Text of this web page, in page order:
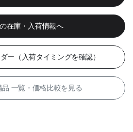
在庫・入荷情報へ
ー（入荷タイミングを確認）
一覧・価格比較を見る